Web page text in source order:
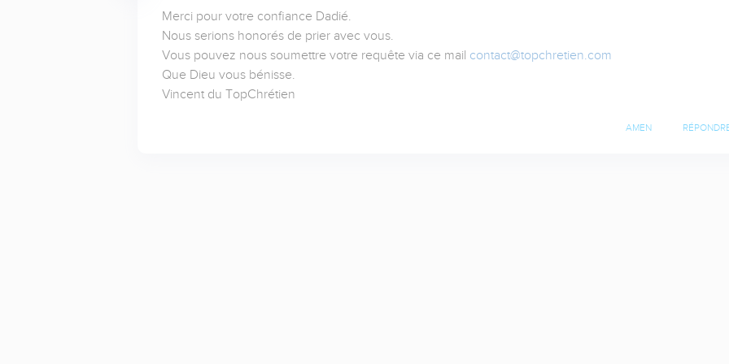
Merci pour votre confiance Dadié.
Nous serions honorés de prier avec vous.
Vous pouvez nous soumettre votre requête via ce mail contact@topchretien.com
Que Dieu vous bénisse.
Vincent du TopChrétien
AMEN